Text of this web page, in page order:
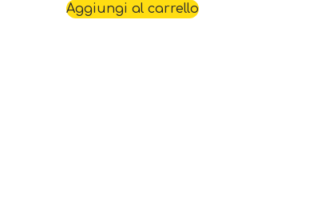
Aggiungi al carrello